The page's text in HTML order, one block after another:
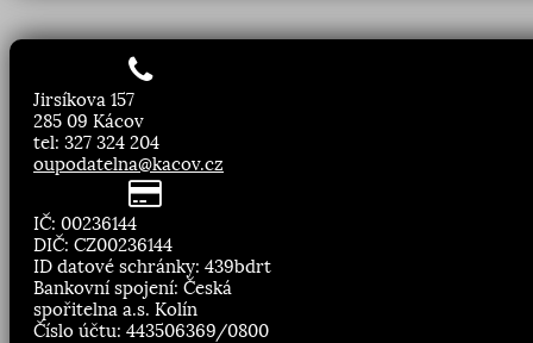
Jirsíkova 157
285 09 Kácov
tel: 327 324 204
oupodatelna@kacov.cz
IČ: 00236144
DIČ: CZ00236144
ID datové schránky: 439bdrt
Bankovní spojení: Česká
spořitelna a.s. Kolín
Číslo účtu: 443506369/0800